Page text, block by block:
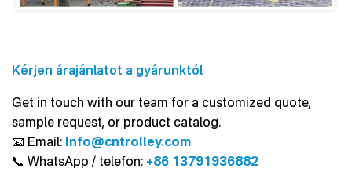
Kérjen árajánlatot a gyárunktól
Get in touch with our team for a customized quote,
sample request, or product catalog.
📧 Email: Info@cntrolley.com
📞 WhatsApp / telefon: +86 13791936882